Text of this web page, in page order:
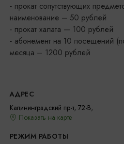
- прокат сопутствующих
наименование – 50 рублей
- прокат халата — 100 рублей
- абонемент на 10 посещений
месяца – 1200 рублей
АДРЕС
Калининградский пр-т, 72-В,
Показать на карте
РЕЖИМ РАБОТЫ